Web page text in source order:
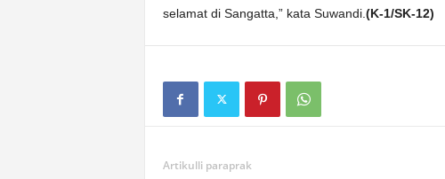
selamat di Sangatta,” kata Suwandi. (K-1/SK-12)
Artikulli paraprak